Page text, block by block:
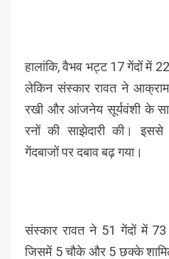
हालांकि, वैभव भट्ट 17 गेंदों में
लेकिन संस्कार रावत ने
रखी और आंजनेय सूर्यवंशी के
रनों की साझेदारी की। इससे
गेंदबाजों पर दबाव बढ़ गया।
संस्कार रावत ने 51 गेंदों में 73
जिसमें 5 चौके और 5 छक्के